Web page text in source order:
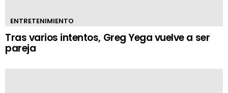
ENTRETENIMIENTO
Tras varios intentos, Greg Yega vuelve a ser
pareja